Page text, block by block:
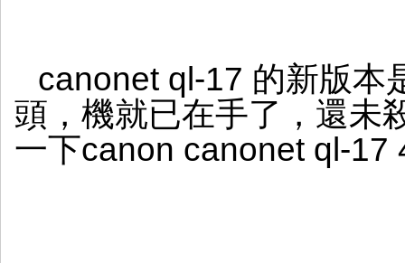
canonet ql-17 的新版本
頭，機就已在手了，還未
一下canon canonet ql-17